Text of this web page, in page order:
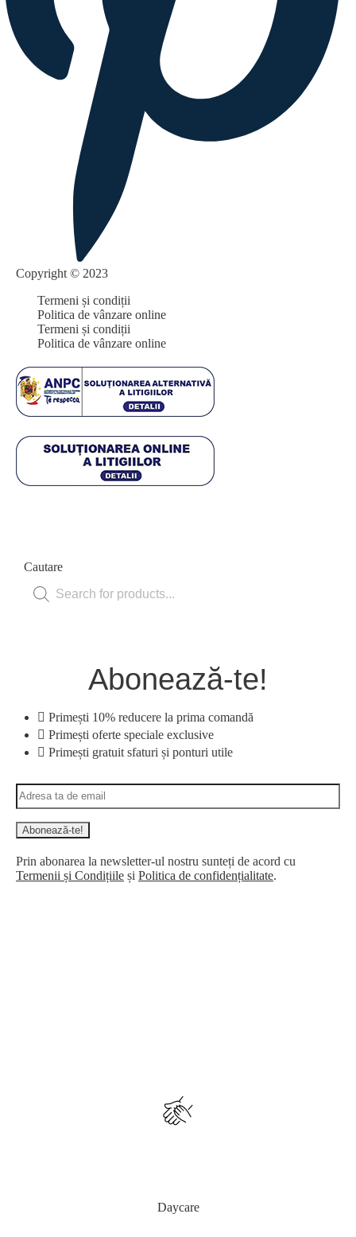
Copyright © 2023
Termeni și condiții
Politica de vânzare online
Termeni și condiții
Politica de vânzare online
Cautare
Products
search
Abonează-te!
Primești 10% reducere la prima comandă
Primești oferte speciale exclusive
Primești gratuit sfaturi și ponturi utile
Prin abonarea la newsletter-ul nostru sunteți de acord cu
Termenii și Condițiile și Politica de confidențialitate.
Daycare